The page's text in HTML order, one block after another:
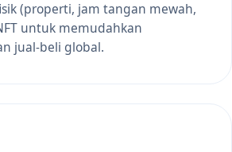
(properti, jam tangan mewah,
untuk memudahkan
jual-beli global.